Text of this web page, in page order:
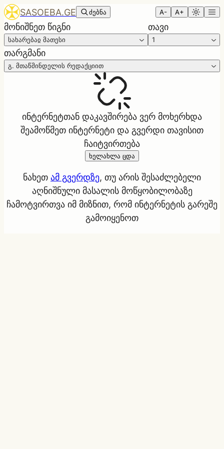
SASOEBA.GE ძებნა A- A+
მონიშნეთ წიგნი
სახარებაჲ მათესი
თავი
1
თარგმანი
გ. მთაწმინდელის რედაქციით
ინტერნეტთან დაკავშირება ვერ მოხერხდა
შეამოწმეთ ინტერნეტი და გვერდი თავისით
ჩაიტვირთება
ხელახლა ცდა
ნახეთ ამ გვერდზე, თუ არის შესაძლებელი
აღნიშნული მასალის მოწყობილობაზე
ჩამოტვირთვა იმ მიზნით, რომ ინტერნეტის გარეშე
გამოიყენოთ